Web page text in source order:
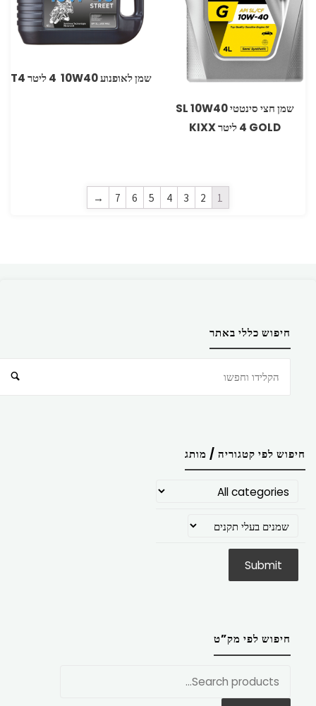
‏שמן חצי סינטטי SL 10W40
GOLD ‏4 ליטר ‏KIXX
שמן לאופנוע 10W40 ‏ 4 ליטר T4
1
2
3
4
5
6
7
→
חיפוש כללי באתר
חיפוש לפי קטגוריה / מותג
חיפוש לפי מק”ט